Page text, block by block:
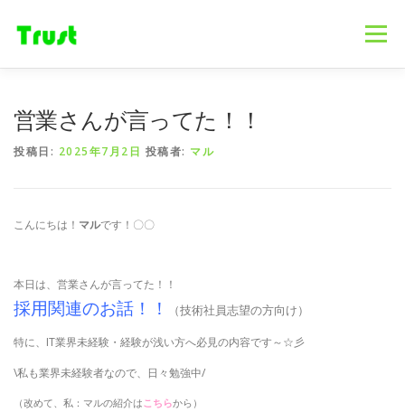
メニュー
営業さんが言ってた！！
投稿日: 2025年7月2日 投稿者: マル
こんにちは！ マルです！〇〇
本日は、営業さんが言ってた！！
採用関連のお話！！ （技術社員志望の方向け）
特に、IT業界未経験・経験が浅い方へ必見の内容です～☆彡
\私も業界未経験者なので、日々勉強中/
（改めて、私：マルの紹介はこちらから）